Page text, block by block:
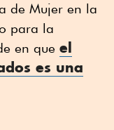
de Mujer en la
para la
en que el
es una